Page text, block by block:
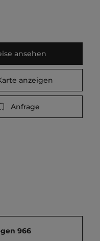
ansehen
anzeigen
Anfrage
966